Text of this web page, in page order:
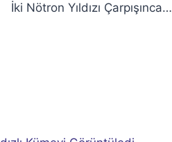
İki Nötron Yıldızı Çarpışınca…